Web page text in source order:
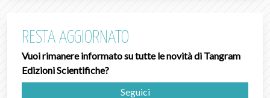
RESTA AGGIORNATO
Vuoi rimanere informato su tutte le novità di Tangram
Edizioni Scientifiche?
Seguici